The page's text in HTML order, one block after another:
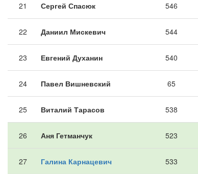
21 Сергей Спасюк 546
22 Даниил Мискевич 544
23 Евгений Духанин 540
24 Павел Вишневский 65
25 Виталий Тарасов 538
26 Аня Гетманчук 523
27 Галина Карнацевич 533